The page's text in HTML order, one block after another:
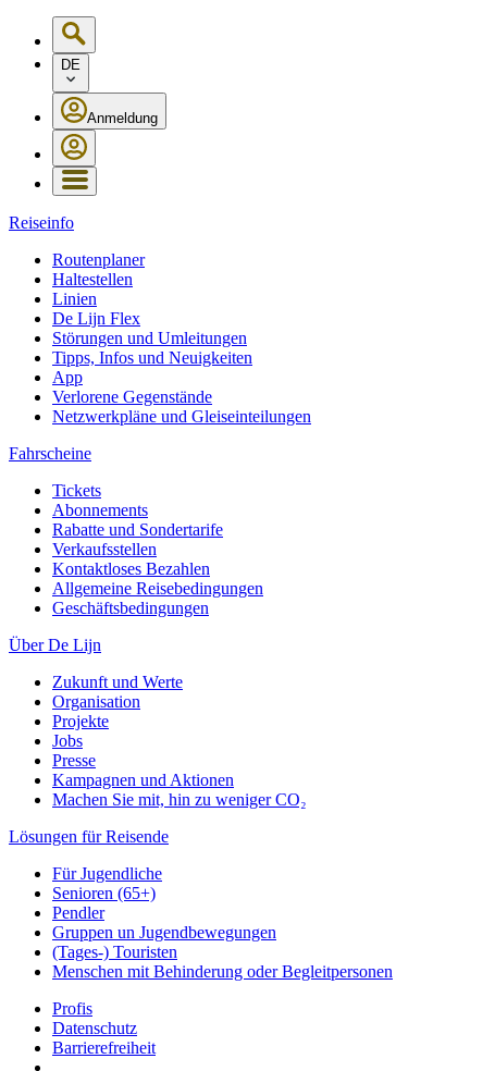
DE
Anmeldung
Reiseinfo
Routenplaner
Haltestellen
Linien
De Lijn Flex
Störungen und Umleitungen
Tipps, Infos und Neuigkeiten
App
Verlorene Gegenstände
Netzwerkpläne und Gleiseinteilungen
Fahrscheine
Tickets
Abonnements
Rabatte und Sondertarife
Verkaufsstellen
Kontaktloses Bezahlen
Allgemeine Reisebedingungen
Geschäftsbedingungen
Über De Lijn
Zukunft und Werte
Organisation
Projekte
Jobs
Presse
Kampagnen und Aktionen
Machen Sie mit, hin zu weniger CO₂
Lösungen für Reisende
Für Jugendliche
Senioren (65+)
Pendler
Gruppen un Jugendbewegungen
(Tages-) Touristen
Menschen mit Behinderung oder Begleitpersonen
Profis
Datenschutz
Barrierefreiheit